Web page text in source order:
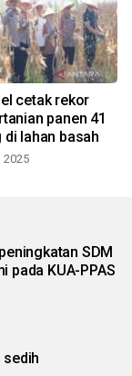
cetak rekor
panen 41
lahan basah
2025
SDM
pada KUA-PPAS
sedih